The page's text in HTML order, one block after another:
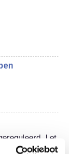
Let
cosmetische